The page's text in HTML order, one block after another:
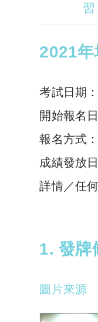
2021
考試日期
開始報名
報名方式
成績發放
詳情／任
1. 發牌
圖片來源